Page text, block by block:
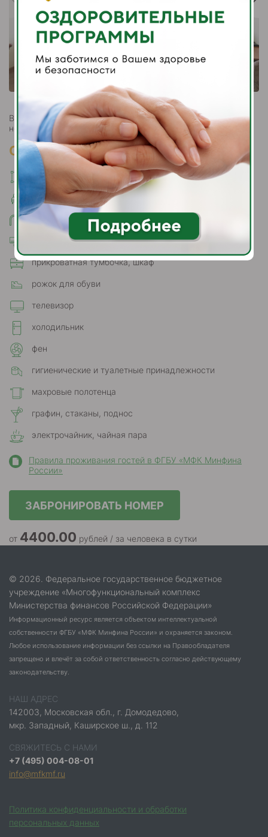
Вид размещения: 1 основное место, дополнительное место
не предусмотрено.
Оборудование в номерах
общая площадь от 18 м² до 25 м²
односпальная кровать
совмещенный санузел с душевой кабиной
кондиционер и приточная вентиляция
прикроватная тумбочка, шкаф
рожок для обуви
телевизор
холодильник
фен
гигиенические и туалетные принадлежности
махровые полотенца
графин, стаканы, поднос
электрочайник, чайная пара
Правила проживания гостей в ФГБУ «МФК Минфина
России»
ЗАБРОНИРОВАТЬ НОМЕР
от 4400.00 рублей / за человека в сутки
© 2026. Федеральное государственное бюджетное
учреждение «Многофункциональный комплекс
Министерства финансов Российской Федерации»
Информационный ресурс является объектом интеллектуальной
собственности ФГБУ «МФК Минфина России» и охраняется законом.
Любое использование информации без ссылки на Правообладателя
запрещено и влечёт за собой ответственность согласно действующему
законодательству.
НАШ АДРЕС
142003, Московская обл., г. Домодедово,
мкр. Западный, Каширское ш., д. 112
СВЯЖИТЕСЬ С НАМИ
+7 (495) 004-08-01
info@mfkmf.ru
Политика конфиденциальности и обработки
персональных данных